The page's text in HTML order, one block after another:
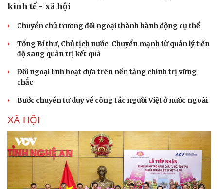
kinh tế - xã hội
Chuyển chủ trương đối ngoại thành hành động cụ thể
Tổng Bí thư, Chủ tịch nước: Chuyển mạnh từ quản lý tiến
độ sang quản trị kết quả
Đối ngoại linh hoạt dựa trên nền tảng chính trị vững
chắc
Bước chuyển tư duy về công tác người Việt ở nước ngoài
XÃ HỘI